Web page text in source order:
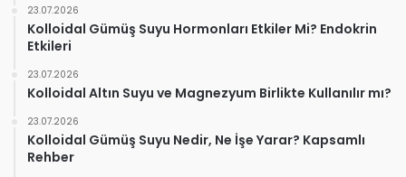
23.07.2026
Kolloidal Gümüş Suyu Hormonları Etkiler Mi? Endokrin
Etkileri
23.07.2026
Kolloidal Altın Suyu ve Magnezyum Birlikte Kullanılır mı?
23.07.2026
Kolloidal Gümüş Suyu Nedir, Ne İşe Yarar? Kapsamlı
Rehber